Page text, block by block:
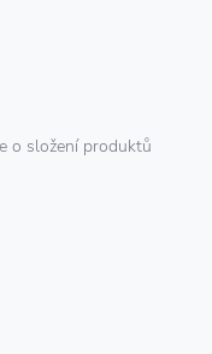
o složení produktů